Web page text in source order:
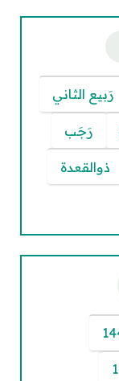
رَبيع الثاني
رَجَب
ذوالقعدة